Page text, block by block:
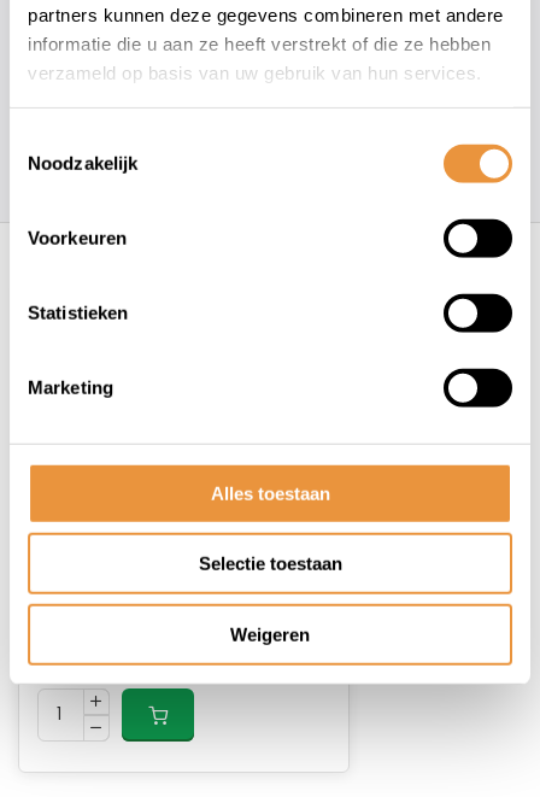
partners kunnen deze gegevens combineren met andere
informatie die u aan ze heeft verstrekt of die ze hebben
verzameld op basis van uw gebruik van hun services.
Noodzakelijk
Voorkeuren
Statistieken
Marketing
Alles toestaan
Selectie toestaan
Weigeren
+31 78 780 2330
info@artsloten.nl
157 klanten geven een
Recent bekeken
Fiets buitenband Mencos
Op voorraad
21,98